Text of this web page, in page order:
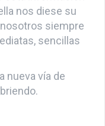
nos diese su
siempre
sencillas
nueva vía de